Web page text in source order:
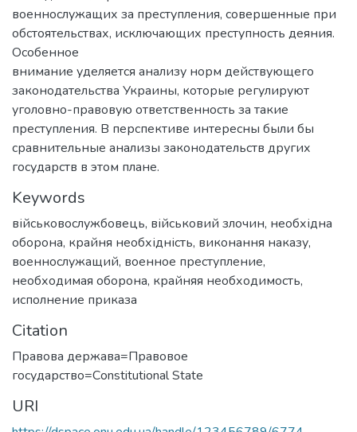
военнослужащих за преступления, совершенные при
обстоятельствах, исключающих преступность деяния.
Особенное
внимание уделяется анализу норм действующего
законодательства Украины, которые регулируют
уголовно-правовую ответственность за такие
преступления. В перспективе интересны были бы
сравнительные анализы законодательств других
государств в этом плане.
Keywords
військовослужбовець, військовий злочин, необхідна
оборона, крайня необхідність, виконання наказу,
военнослужащий, военное преступление,
необходимая оборона, крайняя необходимость,
исполнение приказа
Citation
Правова держава=Правовое
государство=Сonstitutional State
URI